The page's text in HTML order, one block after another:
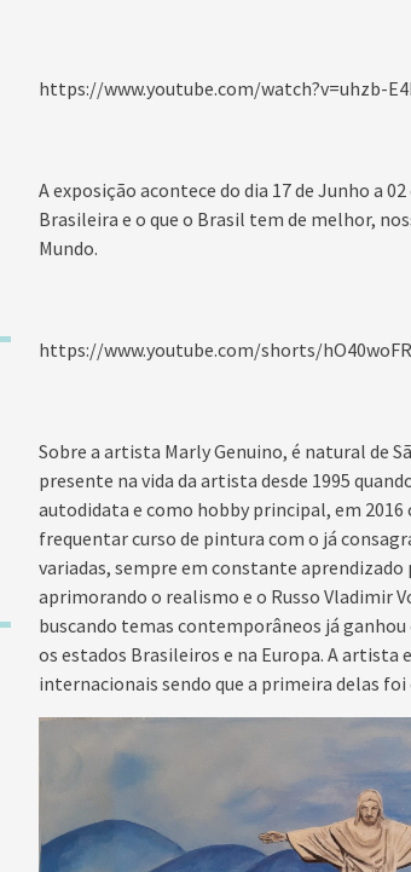
https://www.youtube.com/watch?v=uhzb-
A exposição acontece do dia 17 de Junho a
Brasileira e o que o Brasil tem de melhor,
Mundo.
https://www.youtube.com/shorts/
Sobre a artista Marly Genuino, é natural de
presente na vida da artista desde 1995
autodidata e como hobby principal, em 2016
frequentar curso de pintura com o já
variadas, sempre em constante aprendizado
aprimorando o realismo e o Russo Vladimir
buscando temas contemporâneos já
os estados Brasileiros e na Europa. A artista
internacionais sendo que a primeira delas